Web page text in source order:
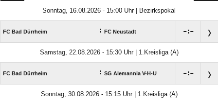
Sonntag, 16.08.2026 - 15:00 Uhr | Bezirkspokal
FC Bad Dürrheim : FC Neustadt :
Samstag, 22.08.2026 - 15:30 Uhr | 1.Kreisliga (A)
FC Bad Dürrheim : SG Alemannia V-H-U :
Sonntag, 30.08.2026 - 15:15 Uhr | 1.Kreisliga (A)